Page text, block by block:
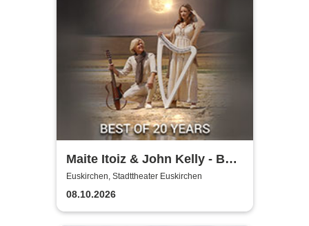
Maite Itoiz & John Kelly - Best
of 20 Years - Anniversary
Tour 2026
Euskirchen, Stadttheater Euskirchen
08.10.2026